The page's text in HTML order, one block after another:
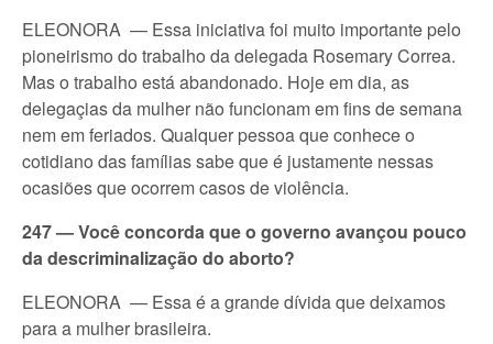
ELEONORA — Essa iniciativa foi muito importante pelo
pioneirismo do trabalho da delegada Rosemary Correa.
Mas o trabalho está abandonado. Hoje em dia, as
delegaçias da mulher não funcionam em fins de semana
nem em feriados. Qualquer pessoa que conhece o
cotidiano das famílias sabe que é justamente nessas
ocasiões que ocorrem casos de violência.
247 — Você concorda que o governo avançou pouco
da descriminalização do aborto?
ELEONORA — Essa é a grande dívida que deixamos
para a mulher brasileira.